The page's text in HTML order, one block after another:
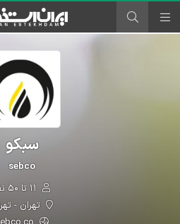
سبکو
sebco
تهران -